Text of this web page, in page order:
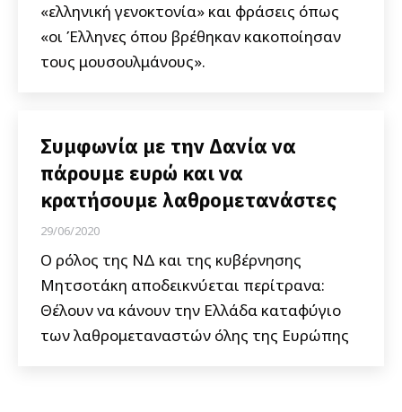
«ελληνική γενοκτονία» και φράσεις όπως
«οι Έλληνες όπου βρέθηκαν κακοποίησαν
τους μουσουλμάνους».
Συμφωνία με την Δανία να
πάρουμε ευρώ και να
κρατήσουμε λαθρομετανάστες
29/06/2020
Ο ρόλος της ΝΔ και της κυβέρνησης
Μητσοτάκη αποδεικνύεται περίτρανα:
Θέλουν να κάνουν την Ελλάδα καταφύγιο
των λαθρομεταναστών όλης της Ευρώπης